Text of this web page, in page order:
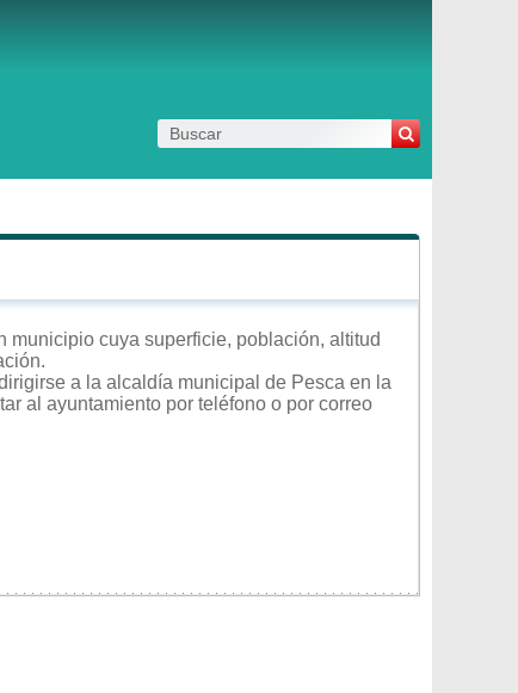
municipio cuya superficie, población, altitud
a la alcaldía municipal de Pesca en la
al ayuntamiento por teléfono o por correo